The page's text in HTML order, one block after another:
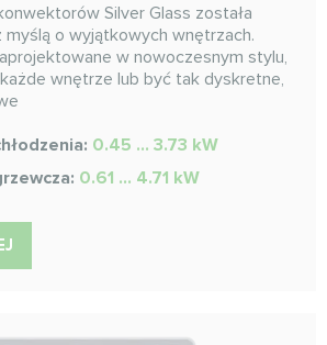
Silver Glass została
myślą o wyjątkowych wnętrzach.
w nowoczesnym stylu,
wnętrze lub być tak dyskretne,
0.45 ... 3.73 kW
0.61 ... 4.71 kW